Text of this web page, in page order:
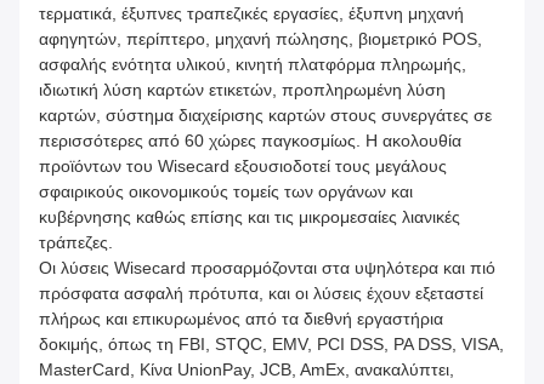
τερματικά, έξυπνες τραπεζικές εργασίες, έξυπνη μηχανή
αφηγητών, περίπτερο, μηχανή πώλησης, βιομετρικό POS,
ασφαλής ενότητα υλικού, κινητή πλατφόρμα πληρωμής,
ιδιωτική λύση καρτών ετικετών, προπληρωμένη λύση
καρτών, σύστημα διαχείρισης καρτών στους συνεργάτες σε
περισσότερες από 60 χώρες παγκοσμίως. Η ακολουθία
προϊόντων του Wisecard εξουσιοδοτεί τους μεγάλους
σφαιρικούς οικονομικούς τομείς των οργάνων και
κυβέρνησης καθώς επίσης και τις μικρομεσαίες λιανικές
τράπεζες.
Οι λύσεις Wisecard προσαρμόζονται στα υψηλότερα και πιό
πρόσφατα ασφαλή πρότυπα, και οι λύσεις έχουν εξεταστεί
πλήρως και επικυρωμένος από τα διεθνή εργαστήρια
δοκιμής, όπως τη FBI, STQC, EMV, PCI DSS, PA DSS, VISA,
MasterCard, Κίνα UnionPay, JCB, AmEx, ανακαλύπτει,